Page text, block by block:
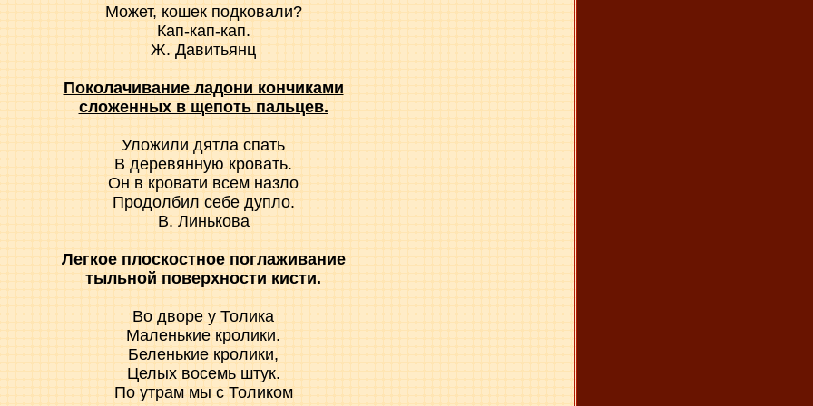
Может, кошек подковали?
Кап-кап-кап.
Ж. Давитьянц
Поколачивание ладони кончиками
сложенных в щепоть пальцев.
Уложили дятла спать
В деревянную кровать.
Он в кровати всем назло
Продолбил себе дупло.
В. Линькова
Легкое плоскостное поглаживание
тыльной поверхности кисти.
Во дворе у Толика
Маленькие кролики.
Беленькие кролики,
Целых восемь штук.
По утрам мы с Толиком